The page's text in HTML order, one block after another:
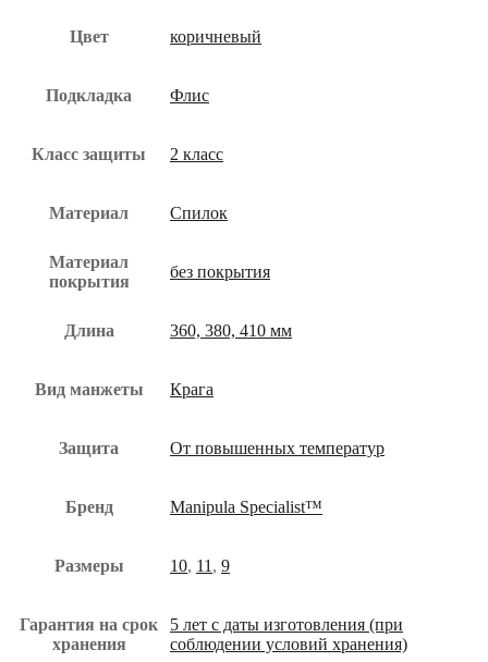
Цвет коричневый
Подкладка Флис
Класс защиты 2 класс
Материал Спилок
Материал
покрытия
без покрытия
Длина 360, 380, 410 мм
Вид манжеты Крага
Защита От повышенных температур
Бренд Manipula Specialist™
Размеры 10, 11 , 9
Гарантия на срок
хранения
5 лет с даты изготовления (при
соблюдении условий хранения)